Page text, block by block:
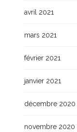
avril 2021
mars 2021
février 2021
janvier 2021
décembre 2020
novembre 2020